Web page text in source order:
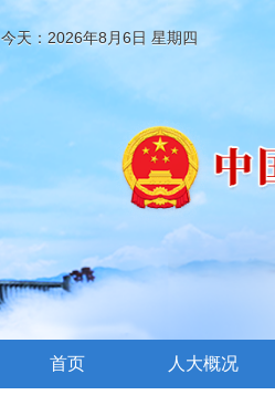
今天：2026年8月6日 星期四
首页 人大概况